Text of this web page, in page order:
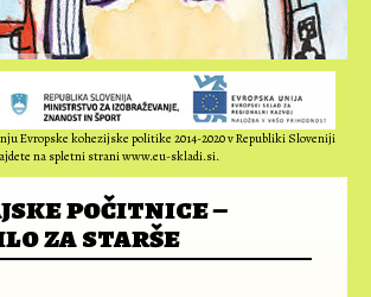
Evropske kohezijske politike 2014-2020 v Republiki Sloveniji
na spletni strani www.eu-skladi.si.
počitnice –
za starše